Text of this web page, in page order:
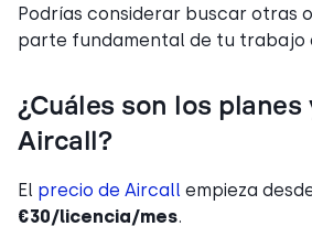
Podrías considerar buscar otras
parte fundamental de tu trabajo
¿Cuáles son los planes
Aircall?
El precio de Aircall empieza
€30/licencia/mes.